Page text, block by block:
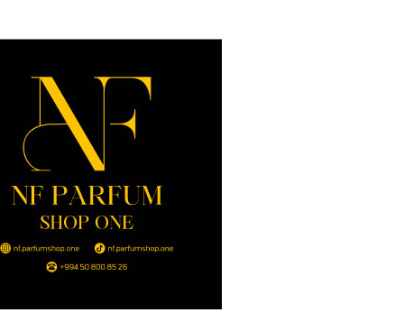
karta istədiyiniz qədər
edə bilərsiniz – VİDEO
- 14:00
avtomobildə Paşinyana nə
- 13:45